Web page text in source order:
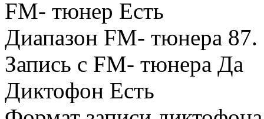
FM- тюнер Есть
Диапазон FM- тюнера
Запись с FM- тюнера Да
Диктофон Есть